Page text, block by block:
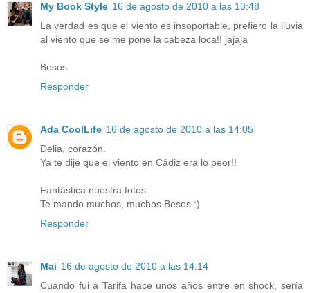
My Book Style 16 de agosto de 2010 a las 13:48
La verdad es que el viento es insoportable, prefiero la lluvia
al viento que se me pone la cabeza loca!! jajaja
Besos
Responder
Ada CoolLife 16 de agosto de 2010 a las 14:05
Delia, corazón.
Ya te dije que el viento en Cádiz era lo peor!!
Fantástica nuestra fotos.
Te mando muchos, muchos Besos :)
Responder
Mai 16 de agosto de 2010 a las 14:14
Cuando fui a Tarifa hace unos años entre en shock, sería